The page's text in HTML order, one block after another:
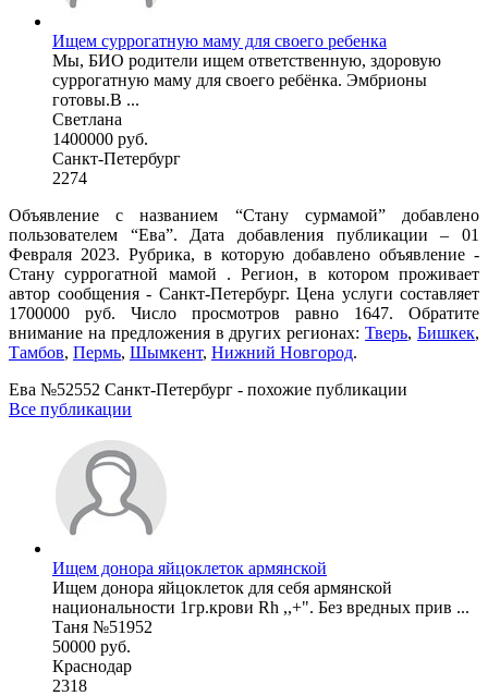
Ищем суррогатную маму для своего ребенка
Мы, БИО родители ищем ответственную, здоровую
суррогатную маму для своего ребёнка. Эмбрионы
готовы.В ...
Светлана
1400000 руб.
Санкт-Петербург
2274
Объявление с названием “Стану сурмамой” добавлено
пользователем “Ева”. Дата добавления публикации – 01
Февраля 2023. Рубрика, в которую добавлено объявление -
Cтану суррогатной мамой . Регион, в котором проживает
автор сообщения - Санкт-Петербург. Цена услуги составляет
1700000 руб. Число просмотров равно 1647. Обратите
внимание на предложения в других регионах:Тверь,Бишкек,
Тамбов, Пермь, Шымкент, Нижний Новгород.
Ева №52552 Санкт-Петербург - похожие публикации
Все публикации
Ищем донора яйцоклеток армянской
Ищем донора яйцоклеток для себя армянской
национальности 1гр.крови Rh ,,+". Без вредных прив ...
Таня №51952
50000 руб.
Краснодар
2318